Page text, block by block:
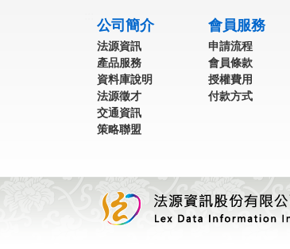
公司簡介
法源資訊
產品服務
資料庫說明
法源徵才
交通資訊
策略聯盟
會員服務
申請流程
會員條款
授權費用
付款方式